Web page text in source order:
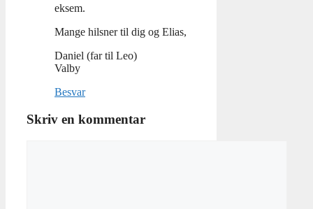
eksem.
Mange hilsner til dig og Elias,
Daniel (far til Leo)
Valby
Besvar
Skriv en kommentar